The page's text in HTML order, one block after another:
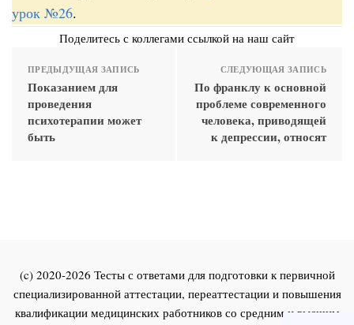
урок №26.
Поделитесь с коллегами ссылкой на наш сайт
ПРЕДЫДУЩАЯ ЗАПИСЬ
Показанием для
проведения
психотерапии может
быть
СЛЕДУЮЩАЯ ЗАПИСЬ
По франклу к основной
проблеме современного
человека, приводящей
к депрессии, относят
(c) 2020-2026 Тесты с ответами для подготовки к первичной
специализированной аттестации, переаттестации и повышения
квалификации медицинских работников со средним и высшим